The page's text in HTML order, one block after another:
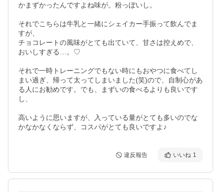
かまずかったんですよね味が。粉っぽいし。
それでこちらは牛乳と一緒にシェイカー手振って飲んでま
すが、
チョコレートの風味がとても出ていて、甘さは控えめで、
おいしすぎる…。♡
それで一時トレーニングでもない時にもおやつに食べてし
まい過ぎ、帰って太ってしまいました(笑)ので、自制心があ
る人にお勧めです。でも、まずいの食べるよりも良いです
し、
高いように思いますが、入っている量がとても多いのでな
かなかなくならず、コスパがとても良いですよ♪
違反報告 いいね 1